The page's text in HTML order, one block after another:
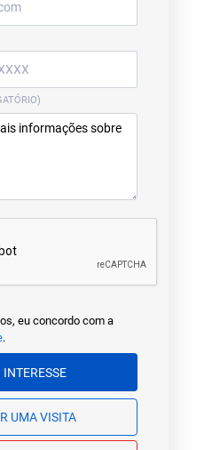
eu concordo com a
.
TENHO INTERESSE
AGENDAR UMA VISITA